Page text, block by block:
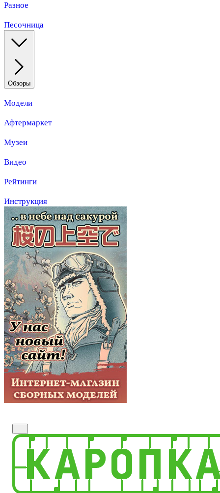
Разное
Песочница
Обзоры
Модели
Афтермаркет
Музеи
Видео
Рейтинги
Инструкция